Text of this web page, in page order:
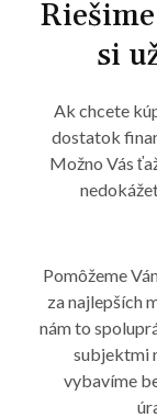
si
Ak chcete
dostatok
Možno Vás
Pomôžeme
za najlepších
nám to
subjektmi
vybavíme